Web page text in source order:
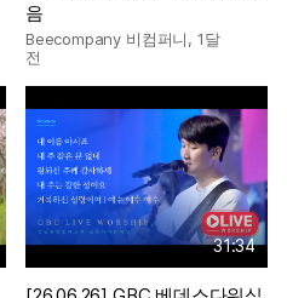
음
Beecompany 비컴퍼니, 1달
전
31:34